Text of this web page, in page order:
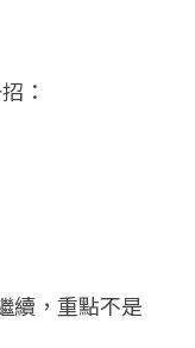
：
續，重點不是